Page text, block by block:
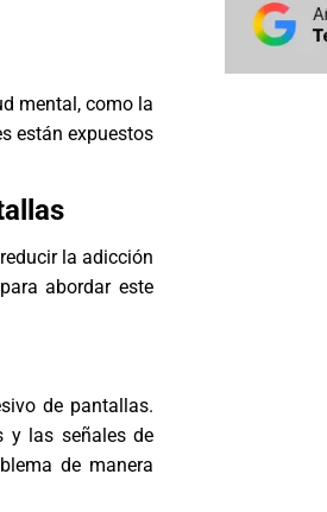
mental, como la
están expuestos
la adicción
abordar este
de pantallas.
y las señales de
de manera